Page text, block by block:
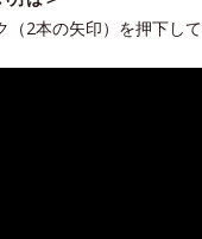
2本の矢印）を押下して